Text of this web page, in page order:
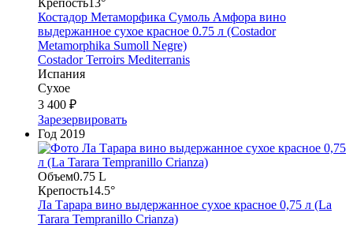
Костадор Метаморфика Сумоль Амфора вино
выдержанное сухое красное 0.75 л (Costador
Metamorphika Sumoll Negre)
Costador Terroirs Mediterranis
Испания
Сухое
3 400 ₽
Зарезервировать
Год 2019
Объем0.75 L
Крепость14.5°
Ла Тарара вино выдержанное сухое красное 0,75 л (La
Tarara Tempranillo Crianza)